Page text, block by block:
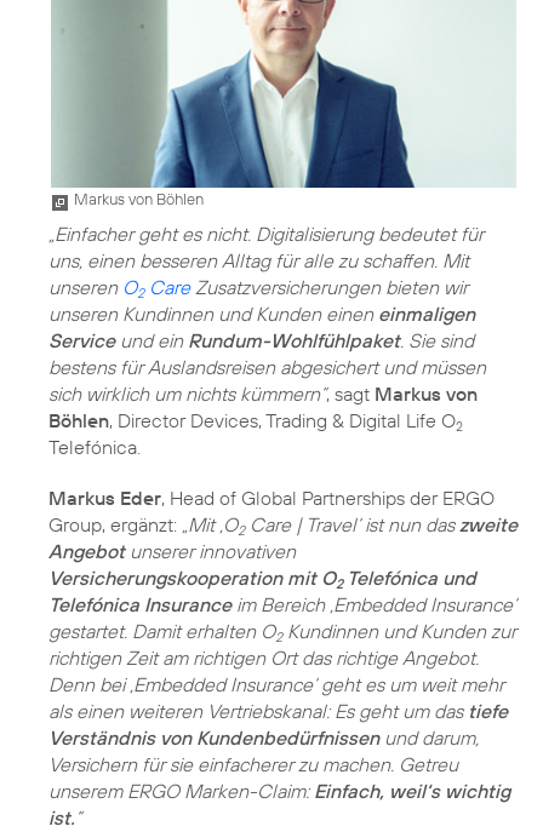
Markus von Böhlen
„Einfacher geht es nicht. Digitalisierung bedeutet für
uns, einen besseren Alltag für alle zu schaffen. Mit
unseren O2CareZusatzversicherungen bieten wir
unseren Kundinnen und Kunden einen einmaligen
Serviceund ein Rundum-Wohlfühlpaket. Sie sind
bestens für Auslandsreisen abgesichert und müssen
sich wirklich um nichts kümmern“, sagt Markus von
Böhlen, Director Devices, Trading & Digital Life O2
Telefónica.
Markus Eder, Head of Global Partnerships der ERGO
Group, ergänzt: „Mit ,O2Care | Travel‘ ist nun daszweite
Angebotunserer innovativen
Versicherungskooperation mit O2Telefónica und
Telefónica Insuranceim Bereich ,Embedded Insurance‘
gestartet. Damit erhalten O2Kundinnen und Kunden zur
richtigen Zeit am richtigen Ort das richtige Angebot.
Denn bei ,Embedded Insurance‘ geht es um weit mehr
als einen weiteren Vertriebskanal: Es geht um das tiefe
Verständnis von Kundenbedürfnissenund darum,
Versichern für sie einfacherer zu machen. Getreu
unserem ERGO Marken-Claim: Einfach, weil‘s wichtig
ist. “